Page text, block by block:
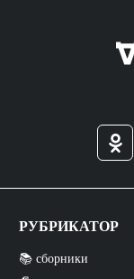
РУБРИКАТОР
📚 сборники